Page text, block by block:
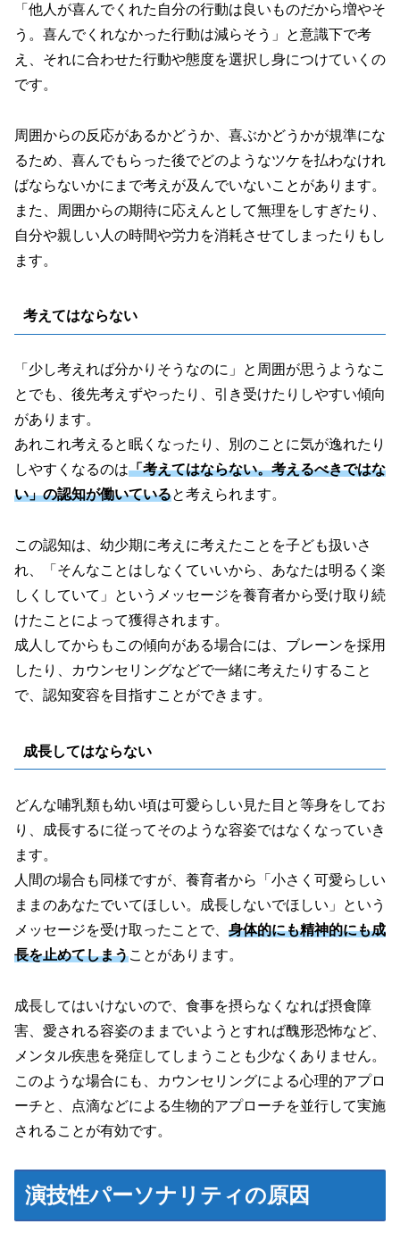
「他人が喜んでくれた自分の行動は良いものだから増やそ
う。喜んでくれなかった行動は減らそう」と意識下で考
え、それに合わせた行動や態度を選択し身につけていくの
です。
周囲からの反応があるかどうか、喜ぶかどうかが規準にな
るため、喜んでもらった後でどのようなツケを払わなけれ
ばならないかにまで考えが及んでいないことがあります。
また、周囲からの期待に応えんとして無理をしすぎたり、
自分や親しい人の時間や労力を消耗させてしまったりもし
ます。
考えてはならない
「少し考えれば分かりそうなのに」と周囲が思うようなこ
とでも、後先考えずやったり、引き受けたりしやすい傾向
があります。
あれこれ考えると眠くなったり、別のことに気が逸れたり
しやすくなるのは「考えてはならない。考えるべきではな
い」の認知が働いていると考えられます。
この認知は、幼少期に考えに考えたことを子ども扱いさ
れ、「そんなことはしなくていいから、あなたは明るく楽
しくしていて」というメッセージを養育者から受け取り続
けたことによって獲得されます。
成人してからもこの傾向がある場合には、ブレーンを採用
したり、カウンセリングなどで一緒に考えたりすること
で、認知変容を目指すことができます。
成長してはならない
どんな哺乳類も幼い頃は可愛らしい見た目と等身をしてお
り、成長するに従ってそのような容姿ではなくなっていき
ます。
人間の場合も同様ですが、養育者から「小さく可愛らしい
ままのあなたでいてほしい。成長しないでほしい」という
メッセージを受け取ったことで、 身体的にも精神的にも成
長を止めてしまうことがあります。
成長してはいけないので、食事を摂らなくなれば摂食障
害、愛される容姿のままでいようとすれば醜形恐怖など、
メンタル疾患を発症してしまうことも少なくありません。
このような場合にも、カウンセリングによる心理的アプロ
ーチと、点滴などによる生物的アプローチを並行して実施
されることが有効です。
演技性パーソナリティの原因